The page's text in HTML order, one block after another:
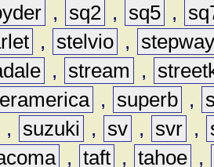
, sq2 , sq5 ,
, stelvio ,
, stream ,
, superb ,
, suzuki , sv , svr ,
, taft , tahoe ,